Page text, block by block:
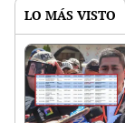
LO MÁS VISTO